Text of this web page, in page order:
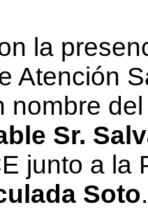
la
Atención
nombre
Sr.
junto a la
Soto.